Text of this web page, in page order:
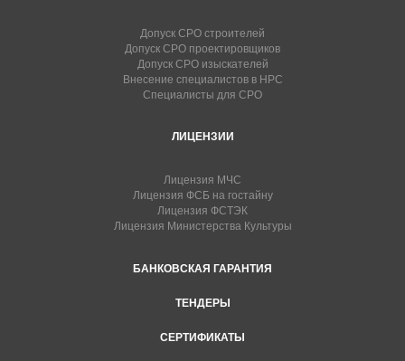
Допуск СРО строителей
Допуск СРО проектировщиков
Допуск СРО изыскателей
Внесение специалистов в НРС
Специалисты для СРО
ЛИЦЕНЗИИ
Лицензия МЧС
Лицензия ФСБ на гостайну
Лицензия ФСТЭК
Лицензия Министерства Культуры
БАНКОВСКАЯ ГАРАНТИЯ
ТЕНДЕРЫ
СЕРТИФИКАТЫ